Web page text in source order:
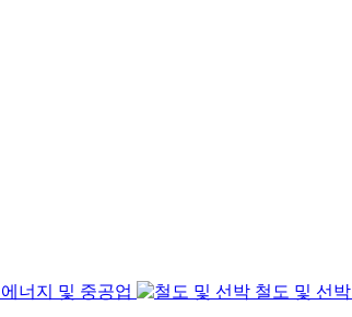
에너지 및 중공업 철도 및 선박